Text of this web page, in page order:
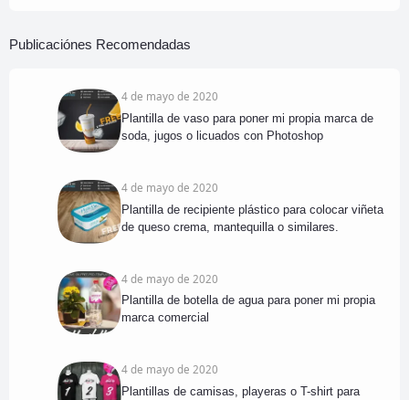
Publicaciónes Recomendadas
4 de mayo de 2020
Plantilla de vaso para poner mi propia marca de
soda, jugos o licuados con Photoshop
4 de mayo de 2020
Plantilla de recipiente plástico para colocar viñeta
de queso crema, mantequilla o similares.
4 de mayo de 2020
Plantilla de botella de agua para poner mi propia
marca comercial
4 de mayo de 2020
Plantillas de camisas, playeras o T-shirt para